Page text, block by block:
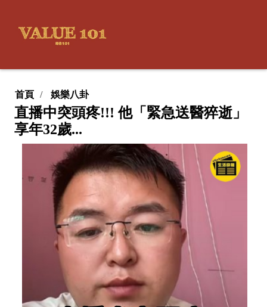
首頁 娛樂八卦
直播中突頭疼!!! 他「緊急送醫猝逝」
享年32歲...